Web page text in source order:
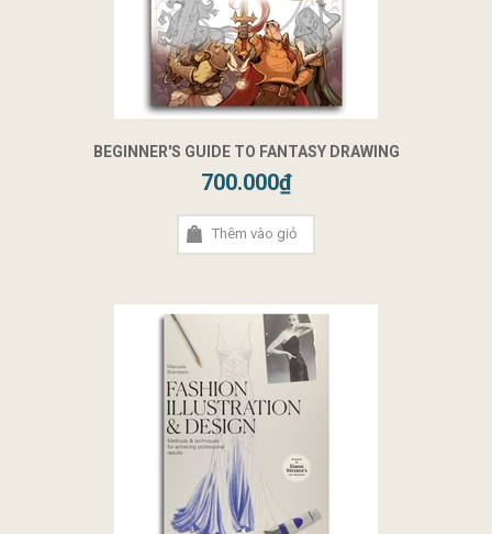
BEGINNER'S GUIDE TO FANTASY DRAWING
700.000₫
Thêm vào giỏ